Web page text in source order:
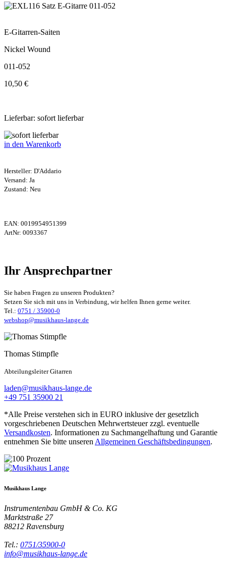
E-Gitarren-Saiten
Nickel Wound
011-052
10,50 €
Lieferbar: sofort lieferbar
in den Warenkorb
Hersteller: D'Addario
Versand: Ja
Zustand: Neu
EAN: 0019954951399
ArtNr: 0093367
Ihr Ansprechpartner
Sie haben Fragen zu unseren Produkten?
Setzen Sie sich mit uns in Verbindung, wir helfen Ihnen gerne weiter.
Tel.: 0751 / 35900-0
webshop@musikhaus-lange.de
Thomas Stimpfle
Abteilungsleiter Gitarren
laden@musikhaus-lange.de
+49 751 35900 21
*Alle Preise verstehen sich in EURO inklusive der gesetzlich
vorgeschriebenen Deutschen Mehrwertsteuer zzgl. eventuelle
Versandkosten. Informationen zu Sachmangelhaftung und Garantie
entnehmen Sie bitte unseren Allgemeinen Geschäftsbedingungen.
Musikhaus Lange
Instrumentenbau GmbH & Co. KG
Marktstraße 27
88212 Ravensburg
Tel.: 0751/35900-0
info@musikhaus-lange.de